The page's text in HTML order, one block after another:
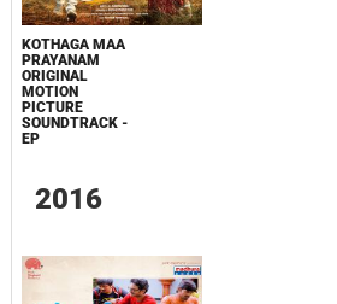
KOTHAGA MAA
PRAYANAM
ORIGINAL
MOTION
PICTURE
SOUNDTRACK -
EP
2016